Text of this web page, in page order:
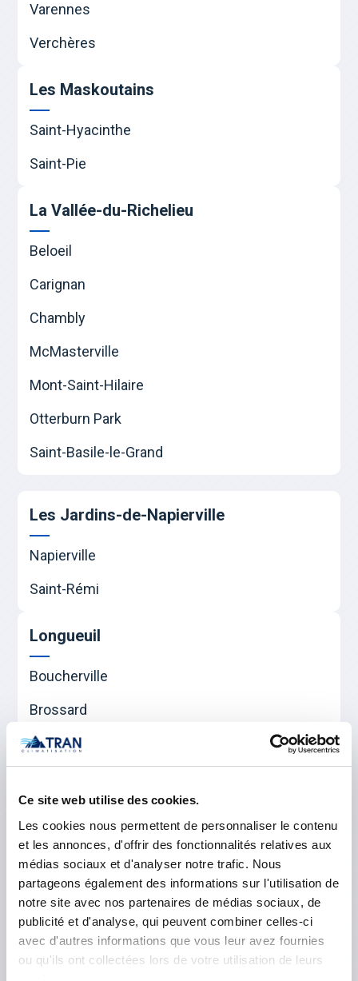
Ce site web utilise des cookies.
Les cookies nous permettent de personnaliser le contenu
et les annonces, d'offrir des fonctionnalités relatives aux
médias sociaux et d'analyser notre trafic. Nous
partageons également des informations sur l'utilisation de
notre site avec nos partenaires de médias sociaux, de
publicité et d'analyse, qui peuvent combiner celles-ci
avec d'autres informations que vous leur avez fournies
ou qu'ils ont collectées lors de votre utilisation de leurs
Varennes
Verchères
Les Maskoutains
Saint-Hyacinthe
Saint-Pie
La Vallée-du-Richelieu
Beloeil
Carignan
Chambly
McMasterville
Mont-Saint-Hilaire
Otterburn Park
Saint-Basile-le-Grand
Les Jardins-de-Napierville
Napierville
Saint-Rémi
Longueuil
Boucherville
Brossard
Longueuil
Saint-Hubert
Rouville
Marieville
Saint-Césaire